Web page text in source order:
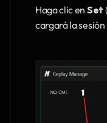
Haga clic en Set
cargará la